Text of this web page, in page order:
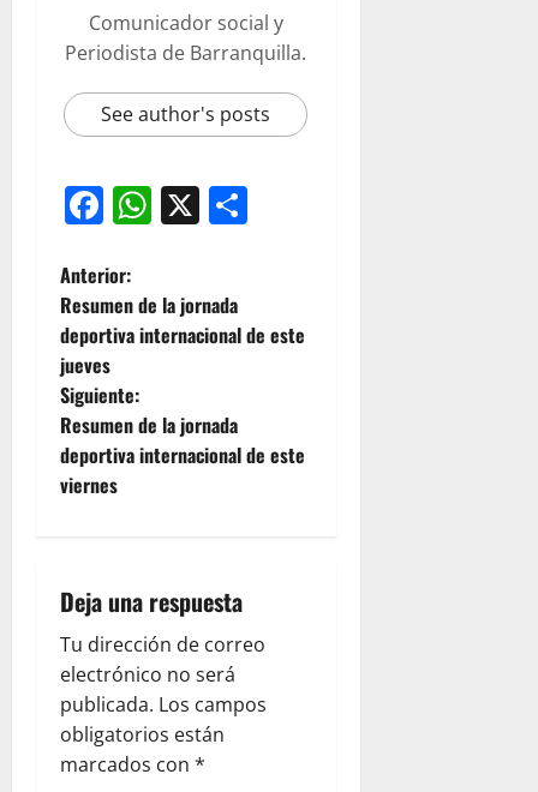
Comunicador social y
Periodista de Barranquilla.
See author's posts
Facebook
WhatsApp
X
Anterior:
Resumen de la jornada
deportiva internacional de este
jueves
Siguiente:
Resumen de la jornada
deportiva internacional de este
viernes
Deja una respuesta
Tu dirección de correo
electrónico no será
publicada. Los campos
obligatorios están
marcados con *